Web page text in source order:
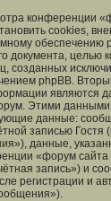
конференции
cookies,
обеспечению
документа, целью
созданных
phpBB.
являются
Этими данными
данные:
записью Гостя
данные,
«форум сайта
запись») и
регистрации и